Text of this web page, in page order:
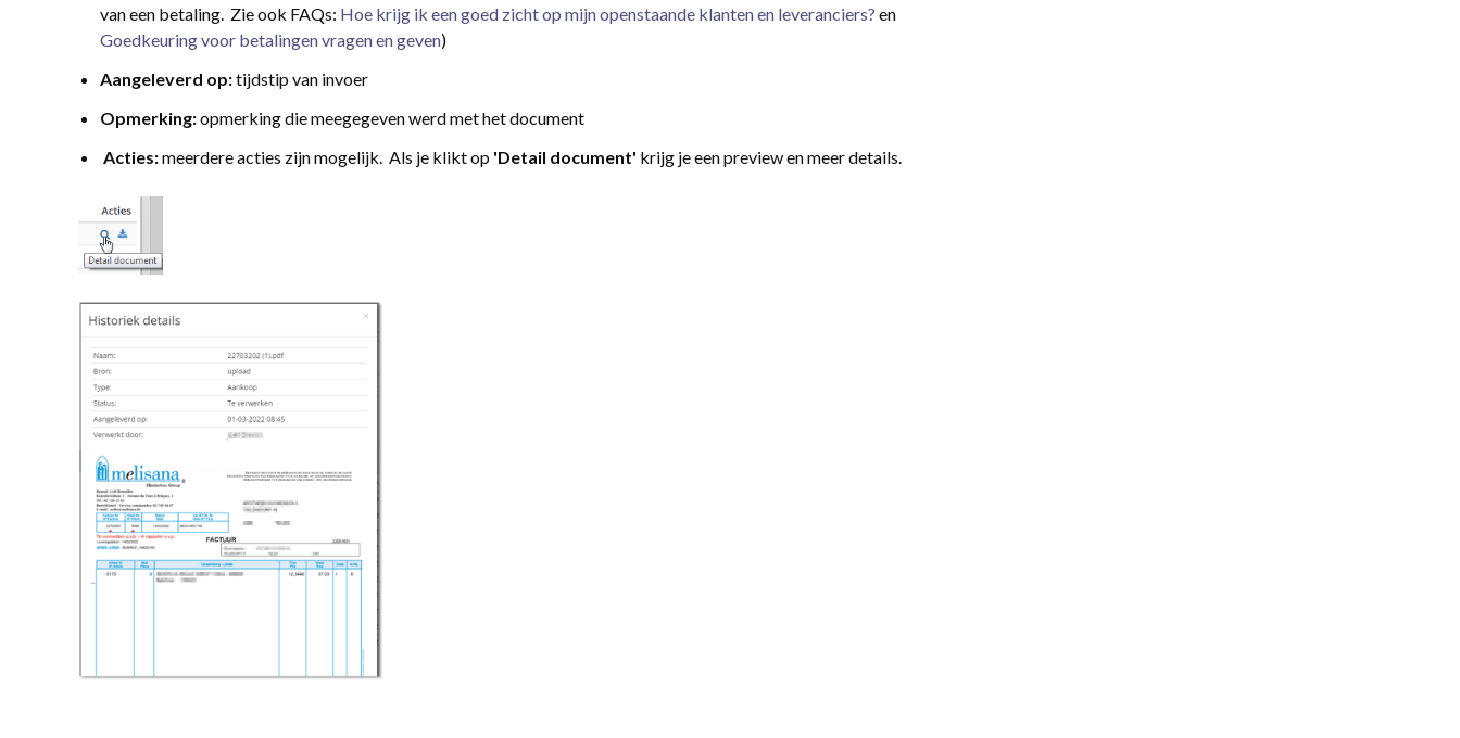
van een betaling. Zie ook FAQs: Hoe krijg ik een goed zicht op mijn openstaande klanten en leveranciers? en
Goedkeuring voor betalingen vragen en geven)
Aangeleverd op:tijdstip van invoer
Opmerking:opmerking die meegegeven werd met het document
Acties:meerdere acties zijn mogelijk. Als je klikt op 'Detail document' krijg je een preview en meer details.